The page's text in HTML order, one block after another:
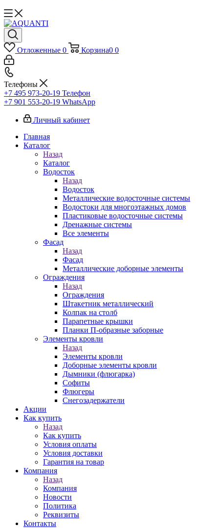
Отложенные 0 Корзина0 0
Телефоны
+7 495 973-20-19 Телефон
+7 901 553-20-19 WhatsApp
Личный кабинет
Главная
Каталог
Назад
Каталог
Водосток
Назад
Водосток
Металлические водосточные системы
Водостоки для многоэтажных домов
Пластиковые водосточные системы
Дренажные системы
Все элементы
Фасад
Назад
Фасад
Металлические доборные элементы
Ограждения
Назад
Ограждения
Штакетник металлический
Колпак на столб
Парапетные крышки
Планки П-образные заборные
Элементы кровли
Назад
Элементы кровли
Доборные элементы кровли
Дымники (флюгарка)
Софиты
Флюгеры
Снегозадержатели
Акции
Как купить
Назад
Как купить
Условия оплаты
Условия доставки
Гарантия на товар
Компания
Назад
Компания
Новости
Политика
Реквизиты
Контакты